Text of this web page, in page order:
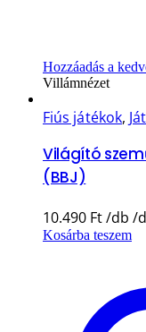
Hozzáadás a
Villámnézet
Fiús játékok,
Világító
(BBJ)
10.490 Ft
Kosárba teszem